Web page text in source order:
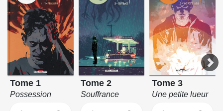
Tome 1
Possession
Tome 2
Souffrance
Tome 3
Une petite lueur